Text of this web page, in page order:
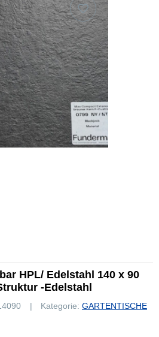
HPL/ Edelstahl 140 x 90
-Edelstahl
Kategorie: GARTENTISCHE